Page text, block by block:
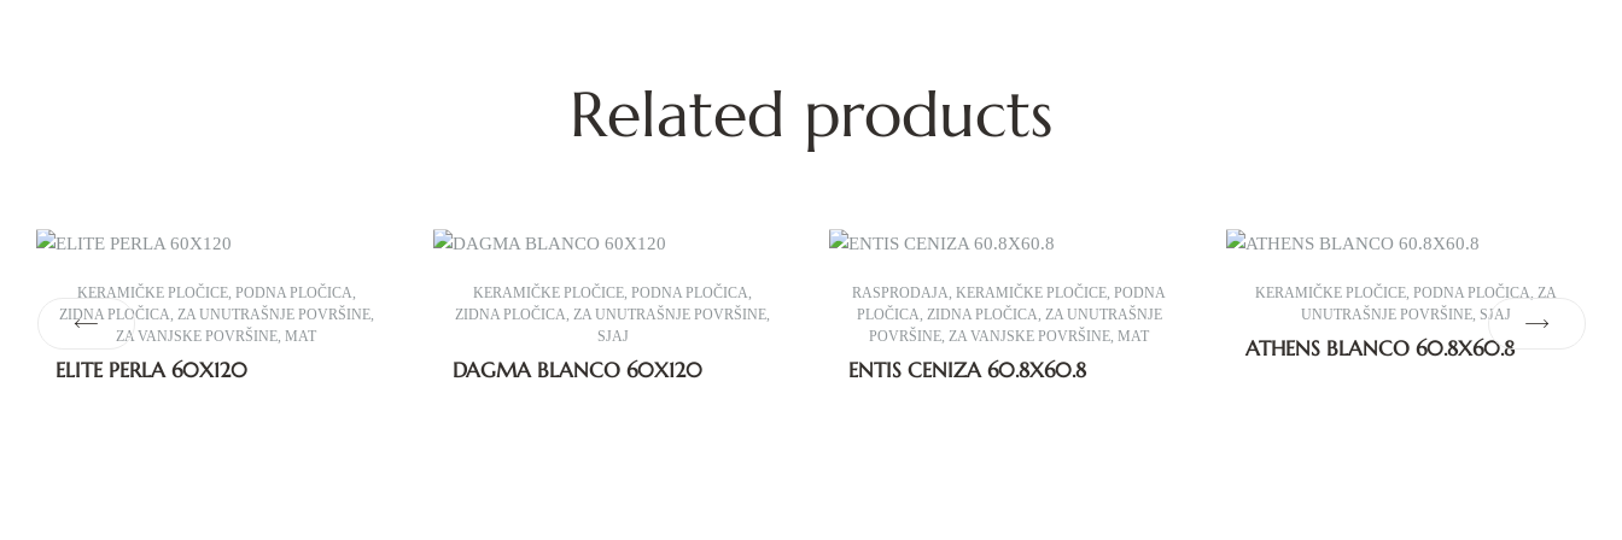
Related products
KERAMIČKE PLOČICE, PODNA PLOČICA,
ZIDNA PLOČICA, ZA UNUTRAŠNJE POVRŠINE,
ZA VANJSKE POVRŠINE,MAT
ELITE PERLA 60X120
KERAMIČKE PLOČICE,PODNA PLOČICA,
ZIDNA PLOČICA,ZA UNUTRAŠNJE POVRŠINE,
SJAJ
DAGMA BLANCO 60X120
RASPRODAJA,KERAMIČKE PLOČICE,PODNA
PLOČICA, ZIDNA PLOČICA, ZA UNUTRAŠNJE
POVRŠINE,ZA VANJSKE POVRŠINE,MAT
ENTIS CENIZA 60.8X60.8
KERAMIČKE PLOČICE, PODNA PLOČICA, ZA
UNUTRAŠNJE POVRŠINE, SJAJ
ATHENS BLANCO 60.8X60.8